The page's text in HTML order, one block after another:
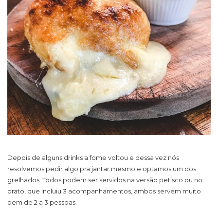
Depois de alguns drinks a fome voltou e dessa vez nós
resolvemos pedir algo pra jantar mesmo e optamos um dos
grelhados. Todos podem ser servidos na versão petisco ou no
prato, que incluiu 3 acompanhamentos, ambos servem muito
bem de 2 a 3 pessoas.